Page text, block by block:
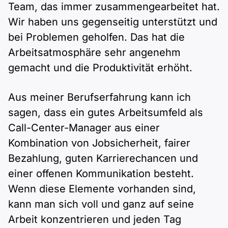
Team, das immer zusammengearbeitet hat.
Wir haben uns gegenseitig unterstützt und
bei Problemen geholfen. Das hat die
Arbeitsatmosphäre sehr angenehm
gemacht und die Produktivität erhöht.
Aus meiner Berufserfahrung kann ich
sagen, dass ein gutes Arbeitsumfeld als
Call-Center-Manager aus einer
Kombination von Jobsicherheit, fairer
Bezahlung, guten Karrierechancen und
einer offenen Kommunikation besteht.
Wenn diese Elemente vorhanden sind,
kann man sich voll und ganz auf seine
Arbeit konzentrieren und jeden Tag